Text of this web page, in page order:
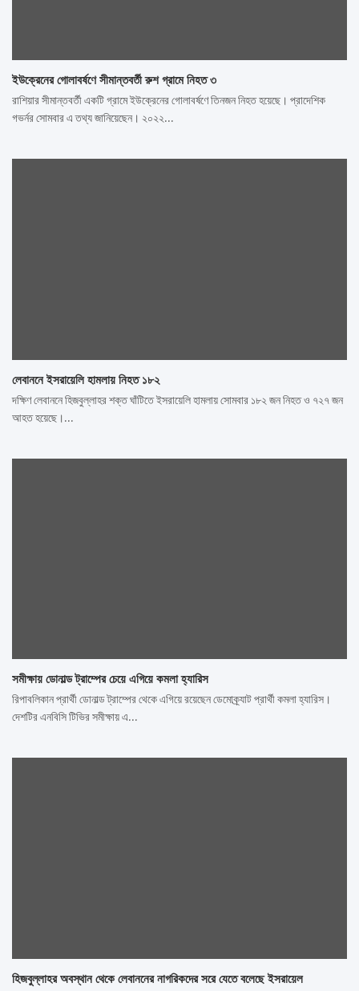
ইউক্রেনের গোলাবর্ষণে সীমান্তবর্তী রুশ গ্রামে নিহত ৩
রাশিয়ার সীমান্তবর্তী একটি গ্রামে ইউক্রেনের গোলাবর্ষণে তিনজন নিহত হয়েছে। প্রাদেশিক
গভর্নর সোমবার এ তথ্য জানিয়েছেন। ২০২২…
লেবাননে ইসরায়েলি হামলায় নিহত ১৮২
দক্ষিণ লেবাননে হিজবুল্লাহর শক্ত ঘাঁটিতে ইসরায়েলি হামলায় সোমবার ১৮২ জন নিহত ও ৭২৭ জন
আহত হয়েছে।…
সমীক্ষায় ডোনাল্ড ট্রাম্পের চেয়ে এগিয়ে কমলা হ্যারিস
রিপাবলিকান প্রার্থী ডোনাল্ড ট্রাম্পের থেকে এগিয়ে রয়েছেন ডেমোক্র্যাট প্রার্থী কমলা হ্যারিস।
দেশটির এনবিসি টিভির সমীক্ষায় এ…
হিজবুল্লাহর অবস্থান থেকে লেবাননের নাগরিকদের সরে যেতে বলেছে ইসরায়েল